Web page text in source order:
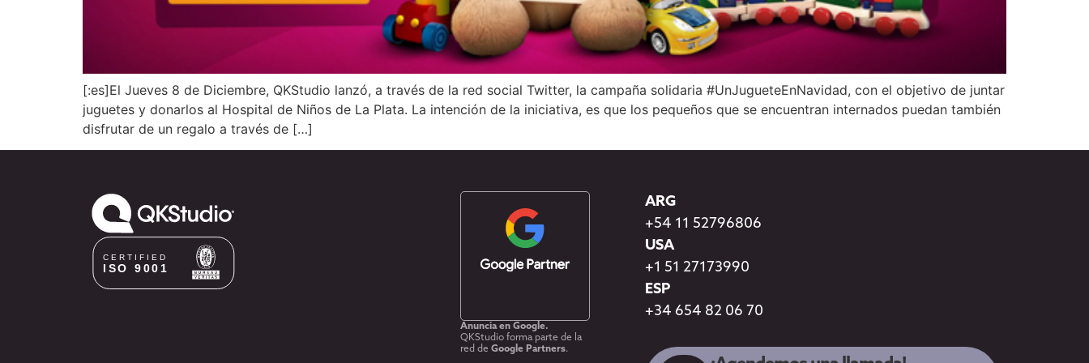
[:es]El Jueves 8 de Diciembre, QKStudio lanzó, a través de la red social Twitter, la campaña solidaria #UnJugueteEnNavidad, con el objetivo de juntar
juguetes y donarlos al Hospital de Niños de La Plata. La intención de la iniciativa, es que los pequeños que se encuentran internados puedan también
disfrutar de un regalo a través de […]
Anuncia en Google.
QKStudio forma parte de la
red de Google Partners.
ARG
+54 11 52796806
USA
+1 51 27173990
ESP
+34 654 82 06 70